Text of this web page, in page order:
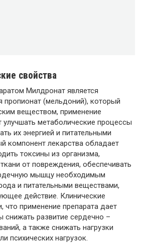
свойства
Милдронат является
пропионат (мельдоний), который
веществом, применение
улучшать метаболические процессы
их энергией и питательными
компонент лекарства обладает
токсины из организма,
от повреждения, обеспечивать
мышцу необходимым
и питательными веществами,
действие. Клинические
что применение препарата дает
снижать развитие сердечно –
а также снижать нагрузки
психических нагрузок.